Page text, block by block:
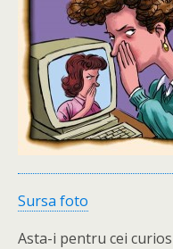
Sursa foto
Asta-i pentru cei